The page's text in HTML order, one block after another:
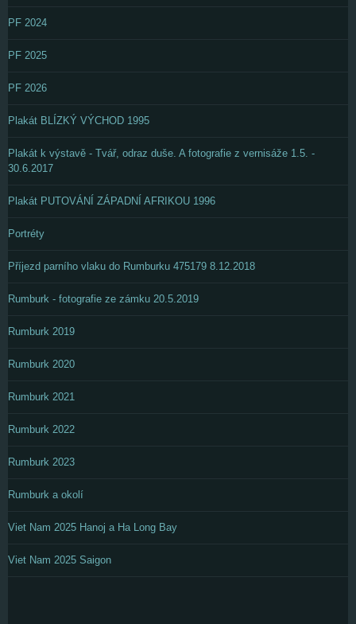
PF 2024
PF 2025
PF 2026
Plakát BLÍZKÝ VÝCHOD 1995
Plakát k výstavě - Tvář, odraz duše. A fotografie z vernisáže 1.5. -
30.6.2017
Plakát PUTOVÁNÍ ZÁPADNÍ AFRIKOU 1996
Portréty
Příjezd parního vlaku do Rumburku 475179 8.12.2018
Rumburk - fotografie ze zámku 20.5.2019
Rumburk 2019
Rumburk 2020
Rumburk 2021
Rumburk 2022
Rumburk 2023
Rumburk a okolí
Viet Nam 2025 Hanoj a Ha Long Bay
Viet Nam 2025 Saigon